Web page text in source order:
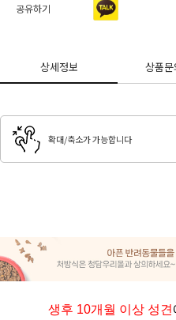
공유하기
상세정보 상품문
확대/축소가 가능합니다
생후 10개월 이상 성견